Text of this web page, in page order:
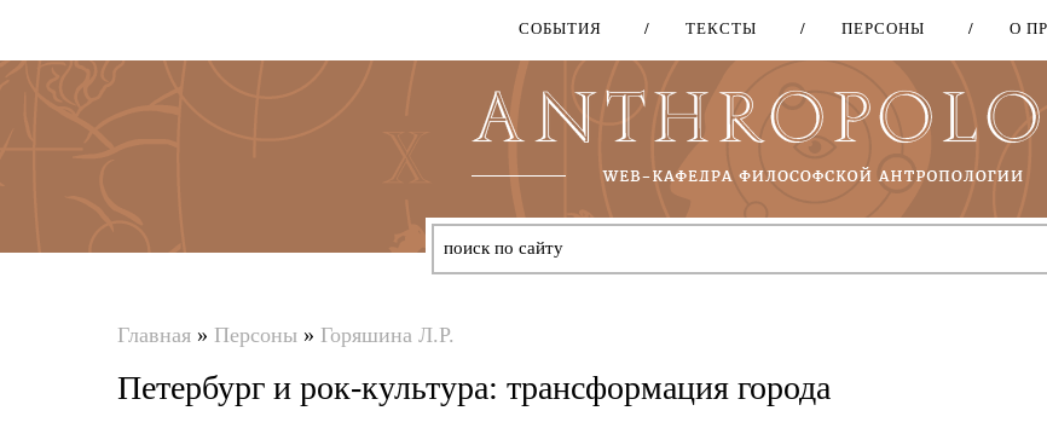
Перейти
основному
содержанию
СОБЫТИЯ ТЕКСТЫ ПЕРСОНЫ О
здесь
Главная » Персоны » Горяшина Л.Р.
Петербург и рок-культура: трансформация города